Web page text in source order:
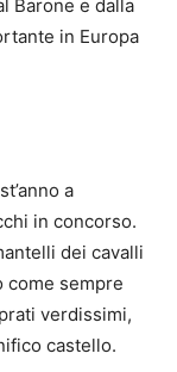
Barone e dalla
in Europa
a
in concorso.
dei cavalli
come sempre
verdissimi,
castello.